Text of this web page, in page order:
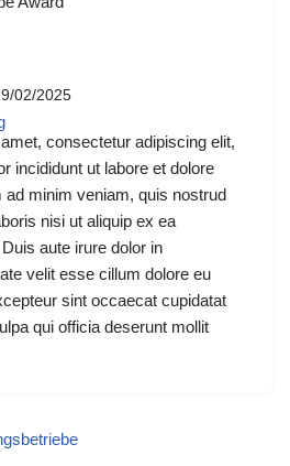
02/2025
consectetur adipiscing elit,
incididunt ut labore et dolore
ad minim veniam, quis nostrud
nisi ut aliquip ex ea
aute irure dolor in
velit esse cillum dolore eu
sint occaecat cupidatat
qui officia deserunt mollit